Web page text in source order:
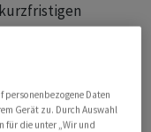
der Regionalseite
wieder
einige Zeit
und
personenbezogene Daten
Gerät zu. Durch Auswahl
für die unter „Wir und